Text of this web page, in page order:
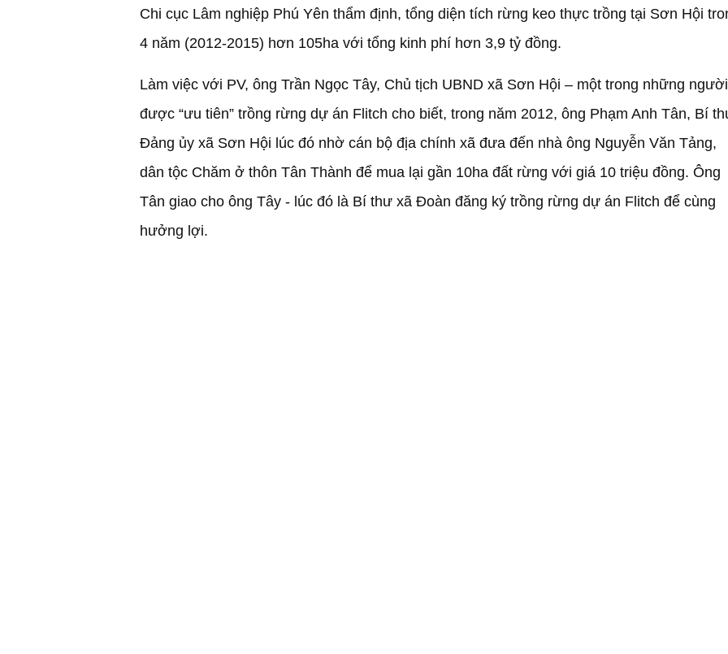
Chi cục Lâm nghiệp Phú Yên thẩm định, tổng diện tích rừng keo thực trồng tại Sơn Hội
4 năm (2012-2015) hơn 105ha với tổng kinh phí hơn 3,9 tỷ đồng.
Làm việc với PV, ông Trần Ngọc Tây, Chủ tịch UBND xã Sơn Hội – một trong những người
được “ưu tiên” trồng rừng dự án Flitch cho biết, trong năm 2012, ông Phạm Anh Tân, Bí
Đảng ủy xã Sơn Hội lúc đó nhờ cán bộ địa chính xã đưa đến nhà ông Nguyễn Văn Tảng,
dân tộc Chăm ở thôn Tân Thành để mua lại gần 10ha đất rừng với giá 10 triệu đồng. Ông
Tân giao cho ông Tây - lúc đó là Bí thư xã Đoàn đăng ký trồng rừng dự án Flitch để cùng
hưởng lợi.